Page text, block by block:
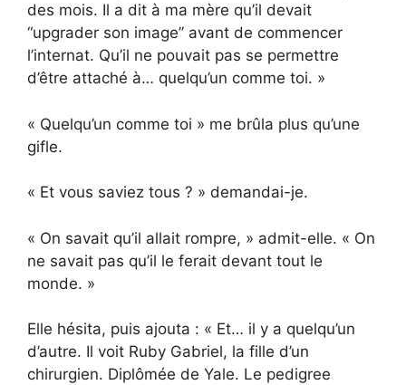
des mois. Il a dit à ma mère qu’il devait
“upgrader son image” avant de commencer
l’internat. Qu’il ne pouvait pas se permettre
d’être attaché à… quelqu’un comme toi. »
« Quelqu’un comme toi » me brûla plus qu’une
gifle.
« Et vous saviez tous ? » demandai-je.
« On savait qu’il allait rompre, » admit-elle. « On
ne savait pas qu’il le ferait devant tout le
monde. »
Elle hésita, puis ajouta : « Et… il y a quelqu’un
d’autre. Il voit Ruby Gabriel, la fille d’un
chirurgien. Diplômée de Yale. Le pedigree